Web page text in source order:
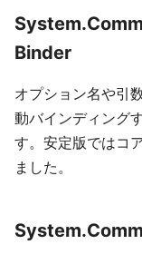
Binder
オプション名や引
動バインディング
す。安定版ではコ
ました。